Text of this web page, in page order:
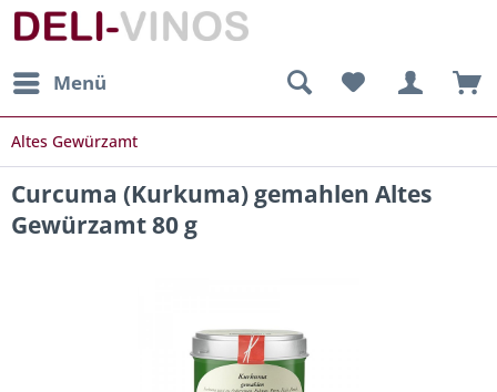
Menü
Altes Gewürzamt
Curcuma (Kurkuma) gemahlen Altes
Gewürzamt 80 g